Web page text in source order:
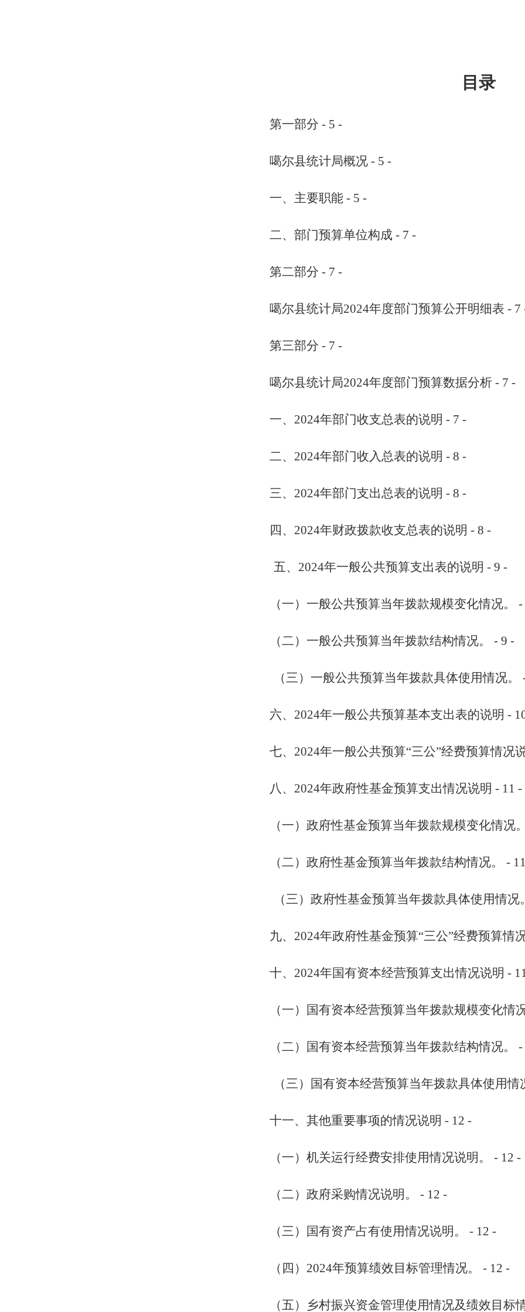
目录
第一部分 - 5 -
噶尔县统计局概况 - 5 -
一、主要职能 - 5 -
二、部门预算单位构成 - 7 -
第二部分 - 7 -
噶尔县统计局2024年度部门预算公开明细表 - 7
第三部分 - 7 -
噶尔县统计局2024年度部门预算数据分析 - 7 -
一、 2024年部门收支总表的说明 - 7 -
二、 2024年部门收入总表的说明 - 8 -
三、 2024年部门支出总表的说明 - 8 -
四、 2024年财政拨款收支总表的说明 - 8 -
五、 2024年一般公共预算支出表的说明 - 9 -
（一）一般公共预算当年拨款规模变化情况。 -
（二）一般公共预算当年拨款结构情况。 - 9 -
（三）一般公共预算当年拨款具体使用情况。
六、 2024年一般公共预算基本支出表的说明 -
七、 2024年一般公共预算“三公”经费预算情况
八、 2024年政府性基金预算支出情况说明 - 11 -
（一）政府性基金预算当年拨款规模变化情况。
（二）政府性基金预算当年拨款结构情况。 -
（三）政府性基金预算当年拨款具体使用情况。
九、 2024年政府性基金预算“三公”经费预算情
十、 2024年国有资本经营预算支出情况说明 -
（一） 国有资本经营预算当年拨款规模变化情况
（二） 国有资本经营预算当年拨款结构情况。 -
（三） 国有资本经营预算当年拨款具体使用情
十一、其他重要事项的情况说明 - 12 -
（一）机关运行经费安排使用情况说明。 - 12 -
（二）政府采购情况说明。 - 12 -
（三）国有资产占有使用情况说明。 - 12 -
（四） 2024年预算绩效目标管理情况。 - 12 -
（五）乡村振兴资金管理使用情况及绩效目标